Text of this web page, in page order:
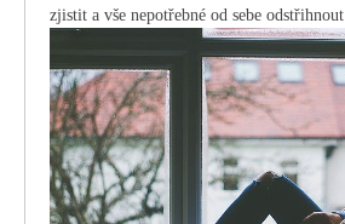
zjistit a vše nepotřebné od sebe odstřihnout.